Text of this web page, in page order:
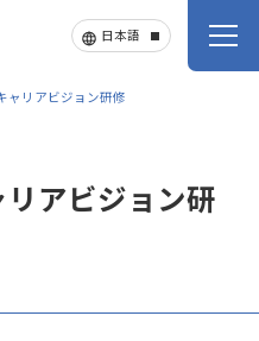
ャリアビジョン研修
アビジョン研